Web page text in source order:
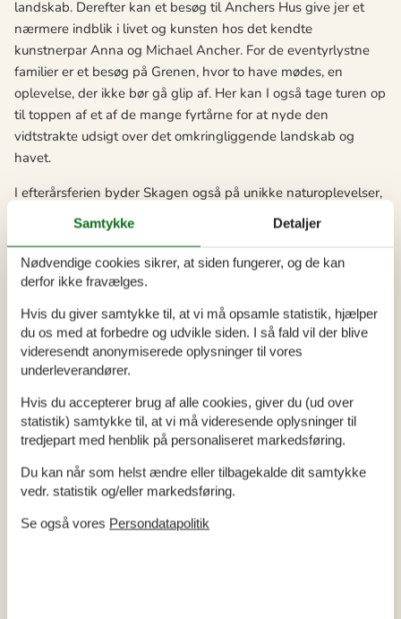
landskab. Derefter kan et besøg til Anchers Hus give jer et
nærmere indblik i livet og kunsten hos det kendte
kunstnerpar Anna og Michael Ancher. For de eventyrlystne
familier er et besøg på Grenen, hvor to have mødes, en
oplevelse, der ikke bør gå glip af. Her kan I også tage turen op
til toppen af et af de mange fyrtårne for at nyde den
vidtstrakte udsigt over det omkringliggende landskab og
havet.
I efterårsferien byder Skagen også på unikke naturoplevelser,
hvor I kan udforske de mange vandre- og cykelstier, der snor
sig gennem landskabet. Et besøg i Det Grå Fyr - Center for
Trækfugle tilbyder fascinerende indsigter i fuglenes træk og
er en lærerig oplevelse for både børn og voksne. Skagen er
men også en portal til at forstå Danmarks kunstneriske og
maritime historie. Hver seværdighed I besøger, fra de
historiske hjem til de imponerende naturområder, fortæller en
gør jeres ferie både berigende og mindeværdig.
Hygge, samvær og fælles oplevelser
En ferie i Skagen i uge 42 er en perfekt mulighed for jer som
skabe minder, der varer livet ud. Tage på opdagelse i Skagens
Samtykke Detaljer
Nødvendige cookies sikrer, at siden fungerer, og de kan
derfor ikke fravælges.
Hvis du giver samtykke til, at vi må opsamle statistik, hjælper
du os med at forbedre og udvikle siden. I så fald vil der blive
videresendt anonymiserede oplysninger til vores
underleverandører.
Hvis du accepterer brug af alle cookies, giver du (ud over
statistik) samtykke til, at vi må videresende oplysninger til
tredjepart med henblik på personaliseret markedsføring.
Du kan når som helst ændre eller tilbagekalde dit samtykke
vedr. statistik og/eller markedsføring.
Se også vores Persondatapolitik